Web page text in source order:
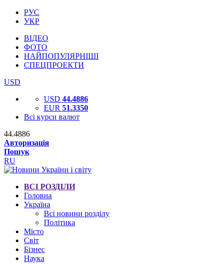
РУС
УКР
ВІДЕО
ФОТО
НАЙПОПУЛЯРНІШІ
СПЕЦПРОЕКТИ
USD
USD 44.4886
EUR 51.3350
Всі курси валют
44.4886
Авторизація
Пошук
RU
ВСІ РОЗДІЛИ
Головна
Україна
Всі новини розділу
Політика
Місто
Світ
Бізнес
Наука